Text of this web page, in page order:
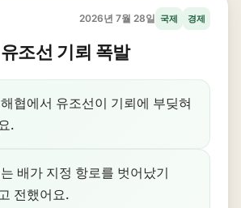
2026년 7월 28일 국제 경제
조선 기뢰 폭발
협에서 유조선이 기뢰에 부딪혀
.
배가 지정 항로를 벗어났기
전했어요.